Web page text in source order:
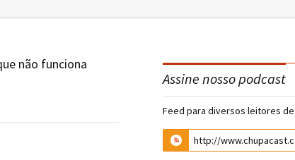
não funciona
Assine nosso podcast
Feed para diversos leitores de